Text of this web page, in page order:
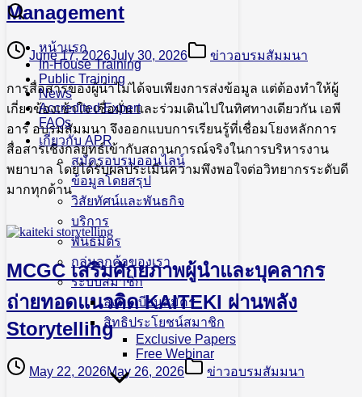
หน้าแรก
In-House Training
Public Training
News
Accredited Expert
FAQs
เกี่ยวกับ APR
สมัครอบรมออนไลน์
ข้อมูลโดยสรุป
วิสัยทัศน์และพันธกิจ
บริการ
พันธมิตร
กลุ่มลูกค้าของเรา
ระบบสมาชิก
ลงทะเบียนสมัคร
สิทธิประโยชน์สมาชิก
Exclusive Papers
Free Webinar
Management
June 17, 2026July 30, 2026 ข่าวอบรมสัมมนา
การสื่อสารของผู้นำไม่ได้จบเพียงการส่งข้อมูล แต่ต้องทำให้ผู้
เกี่ยวข้องเข้าใจ เชื่อมั่น และร่วมเดินไปในทิศทางเดียวกัน เอพี
อาร์ อบรมสัมมนา จึงออกแบบการเรียนรู้ที่เชื่อมโยงหลักการ
สื่อสารเชิงกลยุทธ์เข้ากับสถานการณ์จริงในการบริหารงาน
พยาบาล โดยได้รับผลประเมินความพึงพอใจต่อวิทยากรระดับดี
มากทุกด้าน
MCGC เสริมศักยภาพผู้นำและบุคลากร
ถ่ายทอดแนวคิด KAITEKI ผ่านพลัง
Storytelling
May 22, 2026May 26, 2026 ข่าวอบรมสัมมนา